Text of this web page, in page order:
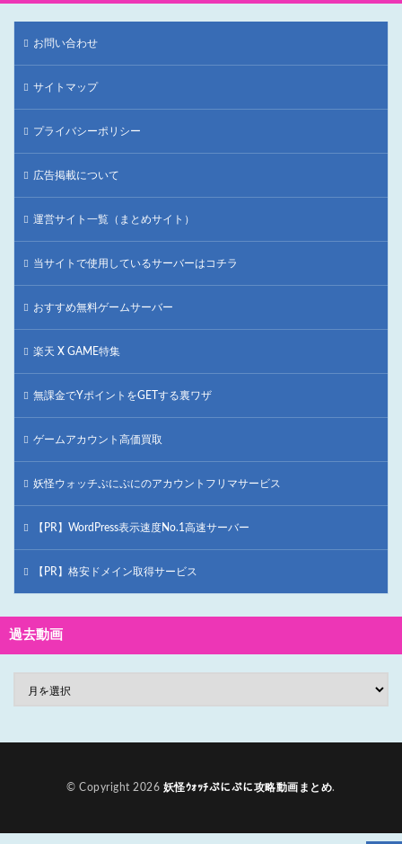
お問い合わせ
サイトマップ
プライバシーポリシー
広告掲載について
運営サイト一覧（まとめサイト）
当サイトで使用しているサーバーはコチラ
おすすめ無料ゲームサーバー
楽天 X GAME特集
無課金でYポイントをGETする裏ワザ
ゲームアカウント高価買取
妖怪ウォッチぷにぷにのアカウントフリマサービス
【PR】WordPress表示速度No.1高速サーバー
【PR】格安ドメイン取得サービス
過去動画
© Copyright 2026 妖怪ｳｫｯﾁぷにぷに攻略動画まとめ.